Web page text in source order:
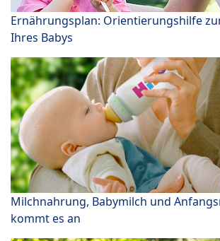
Ernährungsplan: Orientierungshilfe
Ihres Babys
Milchnahrung, Babymilch und
kommt es an